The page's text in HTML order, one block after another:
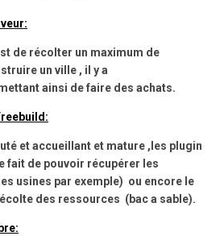
de récolter un maximum de
un ville , il y a
ainsi de faire des achats.
et accueillant et mature ,les plugin
fait de pouvoir récupérer les
usines par exemple) ou encore le
des ressources (bac a sable).